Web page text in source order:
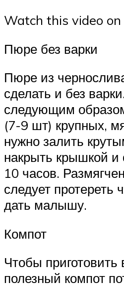
Watch this video on
Пюре без варки
Пюре из
сделать и без
следующим
(7-9 шт) крупных,
нужно залить
накрыть крышкой и
10 часов.
следует протереть
дать малышу.
Компот
Чтобы приготовить
полезный компот